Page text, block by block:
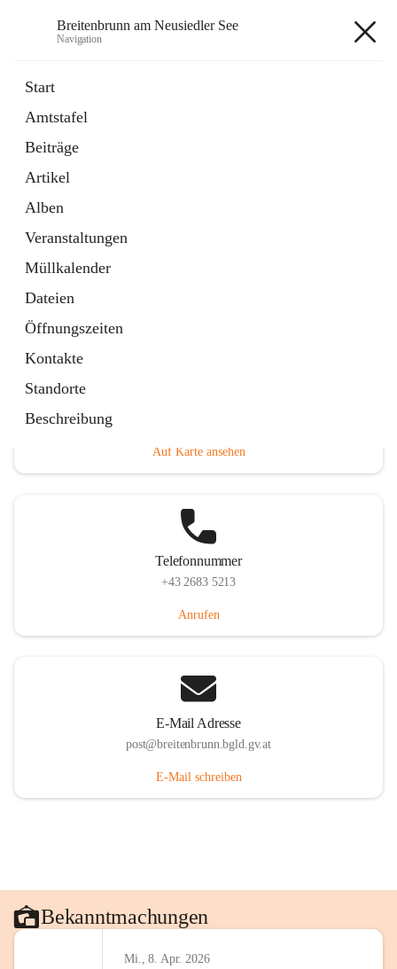
Breitenbrunn am Neusiedler See
Navigation
Start
Amtstafel
Beiträge
Artikel
Alben
Veranstaltungen
Müllkalender
Dateien
Öffnungszeiten
Kontakte
Standorte
Beschreibung
18 Schnellzugriffe
Gemeindeservice
Auf Karte ansehen
Telefonnummer
+43 2683 5213
Anrufen
E-Mail Adresse
post@breitenbrunn.bgld.gv.at
E-Mail schreiben
Bekanntmachungen
Mi., 8. Apr. 2026